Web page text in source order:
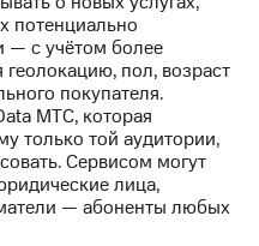
потенциально
— с учётом более
пол, возраст
покупателя.
МТС, которая
только той аудитории,
Сервисом могут
лица,
— абоненты любых